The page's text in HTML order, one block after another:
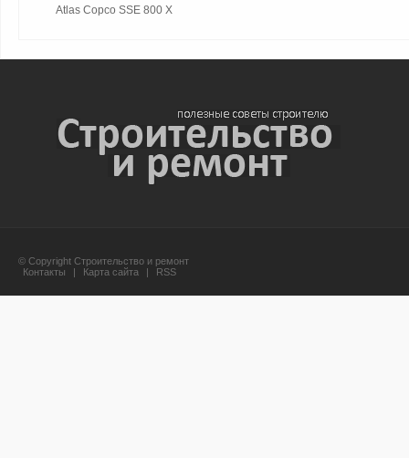
Atlas Copco SSE 800 X
© Copyright Строительство и ремонт
Контакты
| Карта сайта | RSS